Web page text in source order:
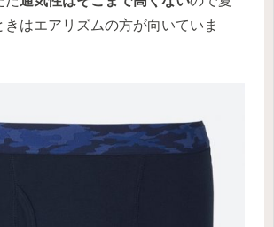
はエアリズムの方が向いていま